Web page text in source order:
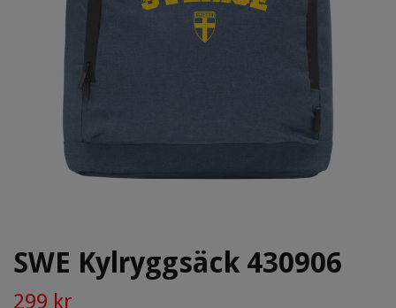
SWE Kylryggsäck 430906
299 kr